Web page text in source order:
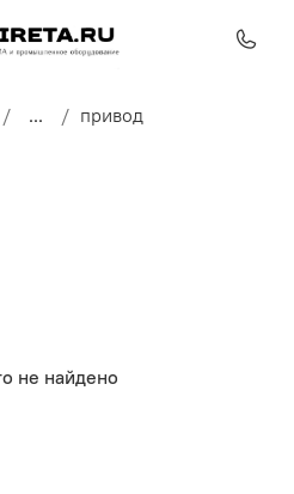
... привод
не найдено